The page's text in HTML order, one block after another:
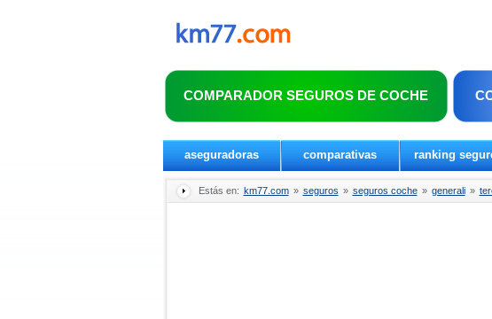
COMPARADOR SEGUROS DE COCHE
aseguradoras comparativas ranking
Estás en: km77.com » seguros » seguros coche » generali »